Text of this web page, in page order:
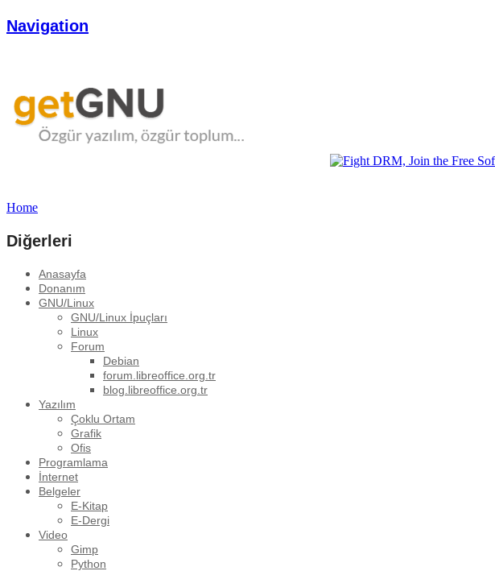
Navigation
Home
Diğerleri
Anasayfa
Donanım
GNU/Linux
GNU/Linux İpuçları
Linux
Forum
Debian
forum.libreoffice.org.tr
blog.libreoffice.org.tr
Yazılım
Çoklu Ortam
Grafik
Ofis
Programlama
İnternet
Belgeler
E-Kitap
E-Dergi
Video
Gimp
Python